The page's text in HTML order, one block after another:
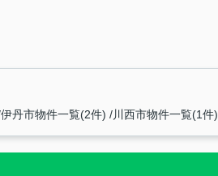
伊丹市物件一覧(2件) 川西市物件一覧(1件)